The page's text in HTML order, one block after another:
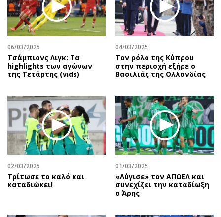
06/03/2025
Τσάμπιονς Λιγκ: Τα
highlights των αγώνων
της Τετάρτης (vids)
04/03/2025
Τον ρόλο της Κύπρου
στην περιοχή εξήρε ο
Βασιλιάς της Ολλανδίας
02/03/2025
Τρίτωσε το καλό και
καταδιώκει!
01/03/2025
«Λύγισε» τον ΑΠΟΕΛ και
συνεχίζει την καταδίωξη
ο Άρης